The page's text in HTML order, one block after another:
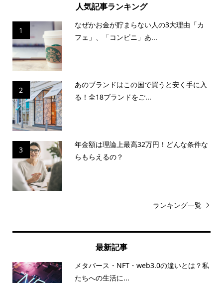
人気記事ランキング
1
なぜかお金が貯まらない人の3大理由「カ
フェ」、「コンビニ」あ...
2
あのブランドはこの国で買うと安く手に入
る！全18ブランドをご...
3
年金額は理論上最高32万円！どんな条件な
らもらえるの？
ランキング一覧
最新記事
メタバース・NFT・web3.0の違いとは？私
たちへの生活に...